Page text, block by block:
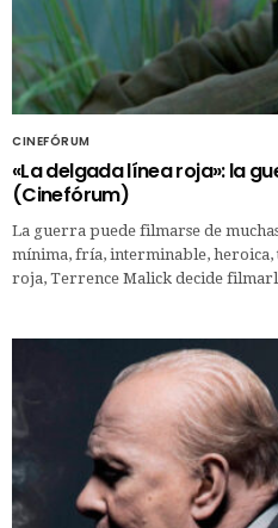
CINEFÓRUM
«La delgada línea roja»: la
(Cinefórum)
La guerra puede filmarse de
mínima, fría, interminable,
roja, Terrence Malick decide